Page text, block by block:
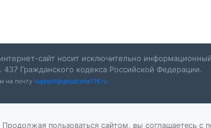
сайт носит исключительно
Гражданского кодекса Российской Федерации.
на почту support@goodzone116.ru
пользоваться сайтом, вы соглашаетесь с